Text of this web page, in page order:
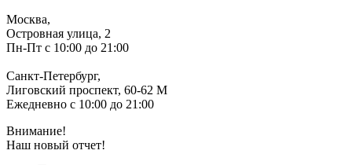
Москва,
Островная улица, 2
Пн-Пт с 10:00 до 21:00
Санкт-Петербург,
Лиговский проспект, 60-62 М
Ежедневно с 10:00 до 21:00
Внимание!
Наш новый отчет!